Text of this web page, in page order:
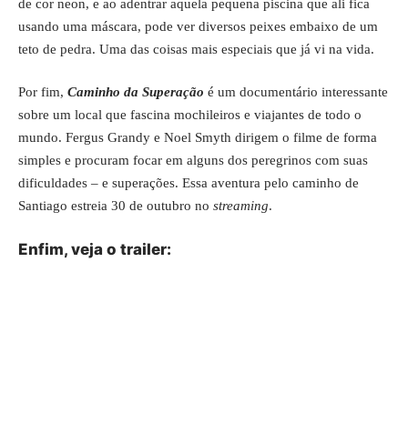
de cor neon, e ao adentrar aquela pequena piscina que ali fica
usando uma máscara, pode ver diversos peixes embaixo de um
teto de pedra. Uma das coisas mais especiais que já vi na vida.
Por fim, Caminho da Superação é um documentário interessante
sobre um local que fascina mochileiros e viajantes de todo o
mundo. Fergus Grandy e Noel Smyth dirigem o filme de forma
simples e procuram focar em alguns dos peregrinos com suas
dificuldades – e superações. Essa aventura pelo caminho de
Santiago estreia 30 de outubro no streaming.
Enfim, veja o trailer: